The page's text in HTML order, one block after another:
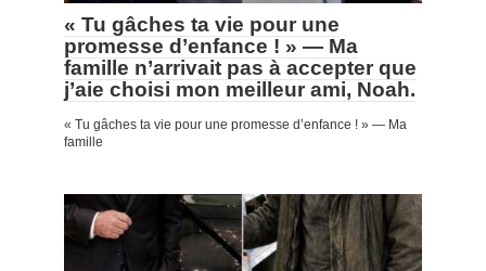
« Tu gâches ta vie pour une
promesse d’enfance ! » — Ma
famille n’arrivait pas à accepter que
j’aie choisi mon meilleur ami, Noah.
« Tu gâches ta vie pour une promesse d’enfance ! » — Ma
famille